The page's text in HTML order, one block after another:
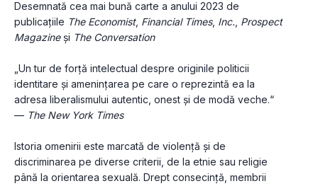
Desemnată cea mai bună carte a anului 2023 de
publicațiile The Economist, Financial Times, Inc. Prospect
Magazine și The Conversation
„Un tur de forță intelectual despre originile politicii
identitare și amenin­țarea pe care o reprezintă ea la
adresa liberalismului autentic, onest și de modă veche.“
— The New York Times
Istoria omenirii este marcată de violență și de
discriminarea pe diverse criterii, de la etnie sau religie
până la orientarea sexuală. Drept consecință, membrii